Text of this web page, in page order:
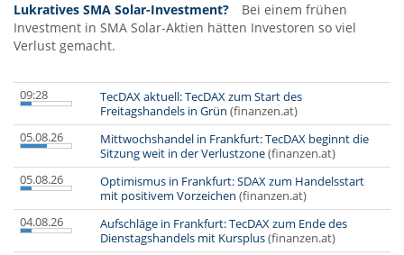
Lukratives SMA Solar-Investment?
Bei einem frühen
Investment in SMA Solar-Aktien hätten Investoren so viel
Verlust gemacht.
09:28
TecDAX aktuell: TecDAX zum Start des
Freitagshandels in Grün (finanzen.at)
05.08.26
Mittwochshandel in Frankfurt: TecDAX beginnt die
Sitzung weit in der Verlustzone(finanzen.at)
05.08.26
Optimismus in Frankfurt: SDAX zum Handelsstart
mit positivem Vorzeichen (finanzen.at)
04.08.26
Aufschläge in Frankfurt: TecDAX zum Ende des
Dienstagshandels mit Kursplus(finanzen.at)